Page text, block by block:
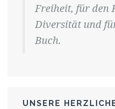
Freiheit, für den
Diversität und
Buch.
UNSERE